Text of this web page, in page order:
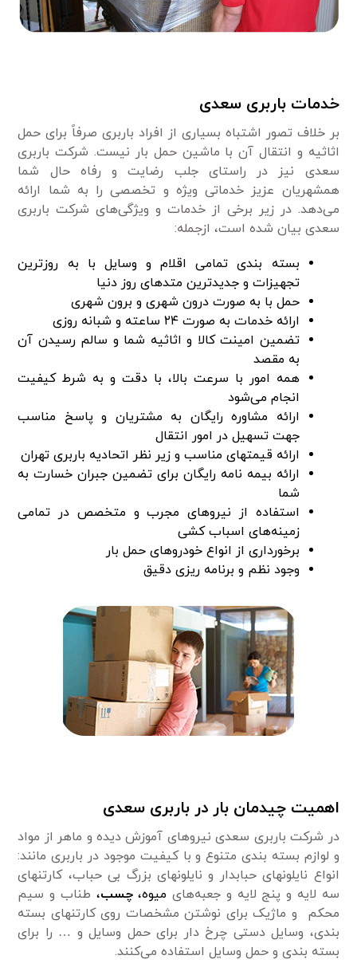
خدمات باربری سعدی
بر خلاف تصور اشتباه بسیاری از افراد باربری صرفاً برای حمل
اثاثیه و انتقال آن با ماشین حمل بار نیست. شرکت باربری
سعدی نیز در راستای جلب رضایت و رفاه حال شما
همشهریان عزیز خدماتی ویژه و تخصصی را به شما ارائه
می‌دهد. در زیر برخی از خدمات و ویژگی‌های شرکت باربری
سعدی بیان شده است، ازجمله:
بسته بندی تمامی اقلام و وسایل با به روزترین
تجهیزات و جدیدترین متدهای روز دنیا
حمل با به صورت درون شهری و برون شهری
ارائه خدمات به صورت ۲۴ ساعته و شبانه روزی
تضمین امینت کالا و اثاثیه شما و سالم رسیدن آن
به مقصد
همه امور با سرعت بالا، با دقت و به شرط کیفیت
انجام می‌شود
ارائه مشاوره رایگان به مشتریان و پاسخ مناسب
جهت تسهیل در امور انتقال
ارائه قیمتهای مناسب و زیر نظر اتحادیه باربری تهران
ارائه بیمه نامه رایگان برای تضمین جبران خسارت به
شما
استفاده از نیروهای مجرب و متخصص در تمامی
زمینه‌های اسباب کشی
برخورداری از انواع خودروهای حمل بار
وجود نظم و برنامه ریزی دقیق
اهمیت چیدمان بار در باربری سعدی
در شرکت باربری سعدی نیروهای آموزش دیده و ماهر از مواد
و لوازم بسته بندی متنوع و با کیفیت موجود در باربری مانند:
انواع نایلونهای حبابدار و نایلونهای بزرگ بی حباب، کارتنهای
سه لایه و پنج لایه و جعبه‌های میوه،چسب، طناب و سیم
محکم و ماژیک برای نوشتن مشخصات روی کارتنهای بسته
بندی، وسایل دستی چرخ دار برای حمل وسایل و … را برای
بسته بندی و حمل وسایل استفاده می‌کنند.